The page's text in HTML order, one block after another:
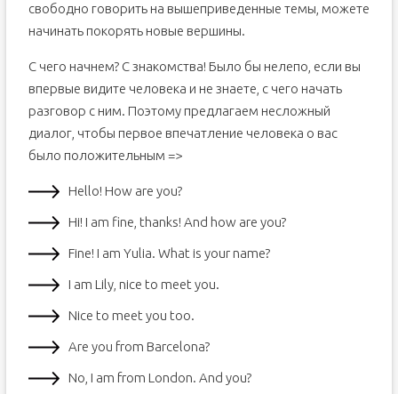
свободно говорить на вышеприведенные темы, можете
начинать покорять новые вершины.
С чего начнем? С знакомства! Было бы нелепо, если вы
впервые видите человека и не знаете, с чего начать
разговор с ним. Поэтому предлагаем несложный
диалог, чтобы первое впечатление человека о вас
было положительным =>
Hello! How are you?
Hi! I am fine, thanks! And how are you?
Fine! I am Yulia. What is your name?
I am Lily, nice to meet you.
Nice to meet you too.
Are you from Barcelona?
No, I am from London. And you?